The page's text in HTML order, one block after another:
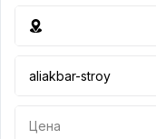
Цена